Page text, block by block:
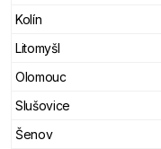
Kolín
Litomyšl
Olomouc
Slušovice
Šenov